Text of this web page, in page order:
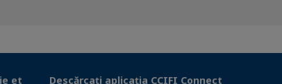
et
Descărcați aplicația CCIFI Connect